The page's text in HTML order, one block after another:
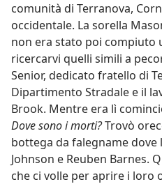
comunità di Terranova,
occidentale. La sorella
non era stato poi compiuto
ricercarvi quelli simili a
Senior, dedicato fratello di
Dipartimento Stradale e il
Brook. Mentre era lì
Dove sono i morti?Trovò
bottega da falegname
Johnson e Reuben Barnes.
che ci volle per aprire i loro